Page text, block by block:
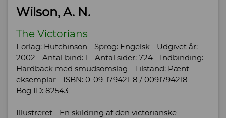
Wilson, A. N.
The Victorians
Forlag: Hutchinson - Sprog: Engelsk - Udgivet år:
2002 - Antal bind: 1 - Antal sider: 724 - Indbinding:
Hardback med smudsomslag - Tilstand: Pænt
eksemplar - ISBN: 0-09-179421-8 / 0091794218
Bog ID: 82543
Illustreret - En skildring af den victorianske